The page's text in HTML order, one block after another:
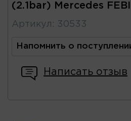
(2.1bar) Mercedes FEBI
Артикул : 30533
Напомнить о
Написать отзыв